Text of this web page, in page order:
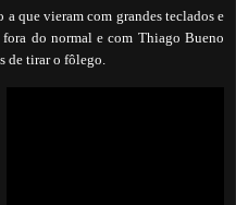
que vieram com grandes teclados e
fora do normal e com Thiago Bueno
de tirar o fôlego.